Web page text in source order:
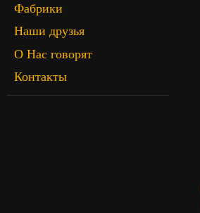
Фабрики
Наши друзья
О Нас говорят
Контакты